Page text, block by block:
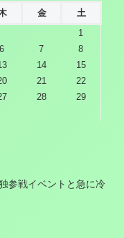
金
土
1
6 7
8
14
15
21
22
28
29
参戦イベントと急に冷